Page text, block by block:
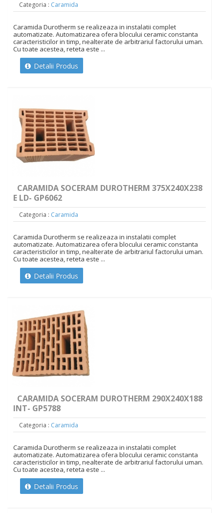
Categoria : Caramida
Caramida Durotherm se realizeaza in instalatii complet
automatizate. Automatizarea ofera blocului ceramic constanta
caracteristicilor in timp, nealterate de arbitrariul factorului uman.
Cu toate acestea, reteta este ...
Detalii Produs
CARAMIDA SOCERAM DUROTHERM 375X240X238
E LD- GP6062
Categoria : Caramida
Caramida Durotherm se realizeaza in instalatii complet
automatizate. Automatizarea ofera blocului ceramic constanta
caracteristicilor in timp, nealterate de arbitrariul factorului uman.
Cu toate acestea, reteta este ...
Detalii Produs
CARAMIDA SOCERAM DUROTHERM 290X240X188
INT- GP5788
Categoria : Caramida
Caramida Durotherm se realizeaza in instalatii complet
automatizate. Automatizarea ofera blocului ceramic constanta
caracteristicilor in timp, nealterate de arbitrariul factorului uman.
Cu toate acestea, reteta este ...
Detalii Produs